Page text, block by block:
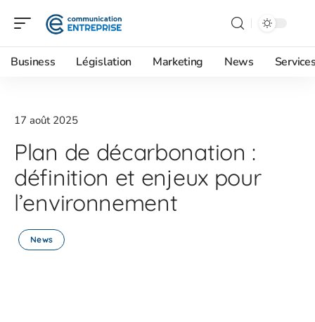
Business Législation Marketing News
17 août 2025
Plan de décarbonation :
définition et enjeux pour
l’environnement
News